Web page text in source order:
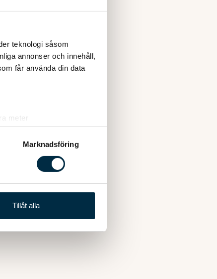
teknologi såsom
annonser och innehåll,
får använda din data
meter
. Du kan ändra
från din enhet
kombinera informationen
Marknadsföring
Tillåt alla